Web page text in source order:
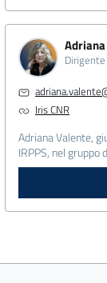
Iris CNR
Adriana Valente,
IRPPS, nel gruppo